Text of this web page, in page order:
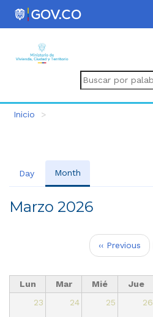
Inicio
Primary
tabs
Day Month
activa)
Marzo 2026
‹‹ Previous
Lun Mar Mié Jue
23
24 25 26